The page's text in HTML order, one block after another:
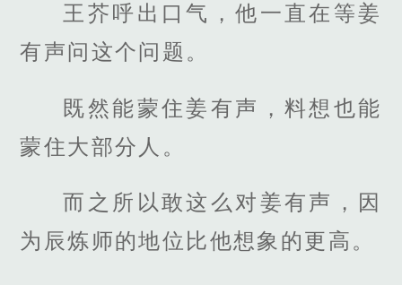
王芥呼出口气，他一直在等姜
有声问这个问题。
既然能蒙住姜有声，料想也能
蒙住大部分人。
而之所以敢这么对姜有声，因
为辰炼师的地位比他想象的更高。